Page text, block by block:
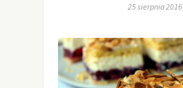
25 sierpnia 2016